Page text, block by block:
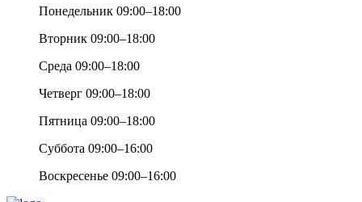
Понедельник 09:00–18:00
Вторник 09:00–18:00
Среда 09:00–18:00
Четверг 09:00–18:00
Пятница 09:00–18:00
Суббота 09:00–16:00
Воскресенье 09:00–16:00